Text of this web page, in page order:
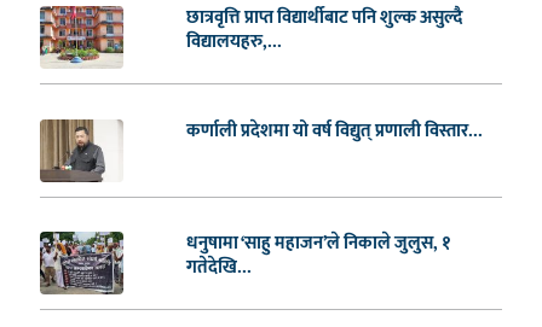
छात्रवृत्ति प्राप्त विद्यार्थीबाट पनि शुल्क असुल्दै
विद्यालयहरु,...
कर्णाली प्रदेशमा यो वर्ष विद्युत् प्रणाली विस्तार...
धनुषामा ‘साहु महाजन’ले निकाले जुलुस, १
गतेदेखि...